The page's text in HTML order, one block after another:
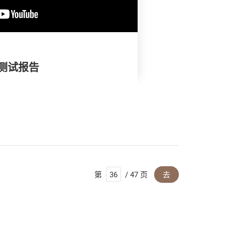
试报告
第 / 47 页 去